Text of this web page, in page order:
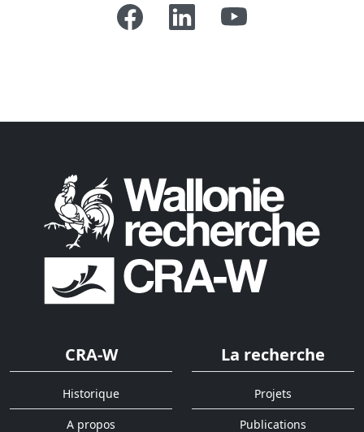
CRA-W
Historique
A propos
La recherche
Projets
Publications